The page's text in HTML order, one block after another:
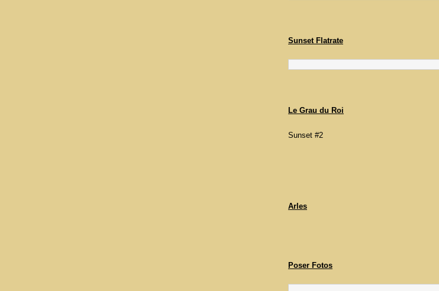
Sunset Flatrate
Le Grau du Roi
Sunset #2
Arles
Poser Fotos